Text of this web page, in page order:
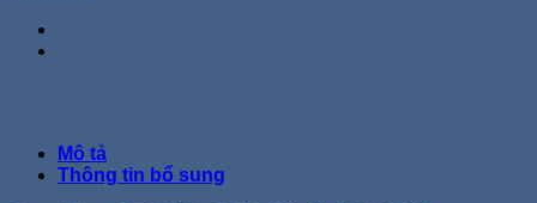
Mô tả
Thông tin bổ sung